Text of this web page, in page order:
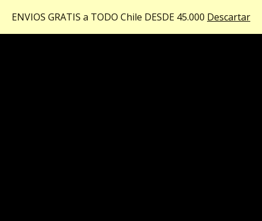
ENVIOS GRATIS a TODO Chile DESDE 45.000 Descartar